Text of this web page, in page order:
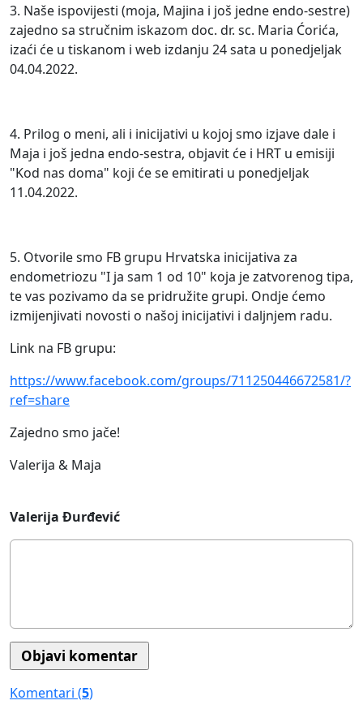
3. Naše ispovijesti (moja, Majina i još jedne endo-sestre)
zajedno sa stručnim iskazom doc. dr. sc. Maria Ćorića,
izaći će u tiskanom i web izdanju 24 sata u ponedjeljak
04.04.2022.
4. Prilog o meni, ali i inicijativi u kojoj smo izjave dale i
Maja i još jedna endo-sestra, objavit će i HRT u emisiji
"Kod nas doma" koji će se emitirati u ponedjeljak
11.04.2022.
5. Otvorile smo FB grupu Hrvatska inicijativa za
endometriozu "I ja sam 1 od 10" koja je zatvorenog tipa,
te vas pozivamo da se pridružite grupi. Ondje ćemo
izmijenjivati novosti o našoj inicijativi i daljnjem radu.
Link na FB grupu:
https://www.facebook.com/groups/711250446672581/?
ref=share
Zajedno smo jače!
Valerija & Maja
Valerija Đurđević
Komentari (5)